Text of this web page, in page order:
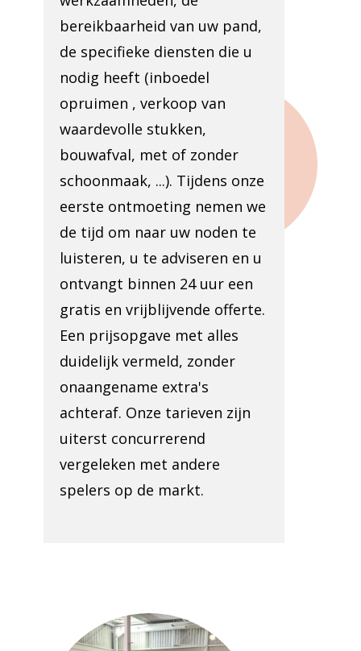
bereikbaarheid van uw pand,
de specifieke diensten die u
nodig heeft (inboedel
opruimen , verkoop van
waardevolle stukken,
bouwafval, met of zonder
schoonmaak, ...). Tijdens onze
eerste ontmoeting nemen we
de tijd om naar uw noden te
luisteren, u te adviseren en u
ontvangt binnen 24 uur een
gratis en vrijblijvende offerte.
Een prijsopgave met alles
duidelijk vermeld, zonder
onaangename extra's
achteraf. Onze tarieven zijn
uiterst concurrerend
vergeleken met andere
spelers op de markt.